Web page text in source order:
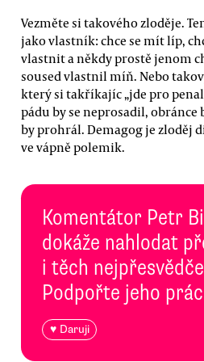
Vezměte si takového zloděje.
jako vlastník: chce se mít líp,
vlastnit a někdy prostě jenom
soused vlastnil míň. Nebo
který si takříkajíc „jde pro
pádu by se neprosadil,
by prohrál. Demagog je zloděj
ve vápně polemik.
Komentátor Petr
dokáže nahlodat
i těch
Podpořte jeho
♥ Daruji